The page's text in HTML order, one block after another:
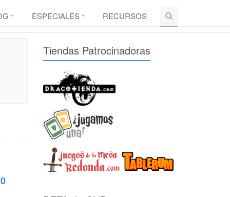
ESPECIALES RECURSOS
Tiendas Patrocinadoras